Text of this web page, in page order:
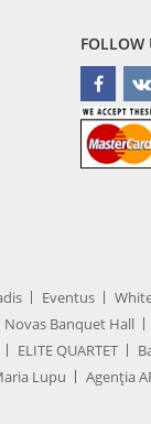
FOLLOW
Eventus
Novas Banquet Hall
ELITE QUARTET
Lupu Agenţia